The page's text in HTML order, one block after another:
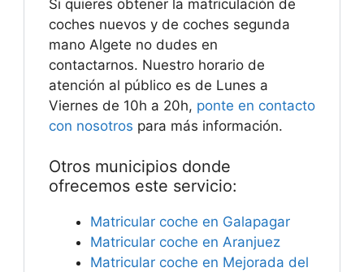
Si quieres obtener la matriculación de
coches nuevos y de coches segunda
mano Algete no dudes en
contactarnos. Nuestro horario de
atención al público es de Lunes a
Viernes de 10h a 20h, ponte en contacto
con nosotros para más información.
Otros municipios donde
ofrecemos este servicio:
Matricular coche en Galapagar
Matricular coche en Aranjuez
Matricular coche en Mejorada del